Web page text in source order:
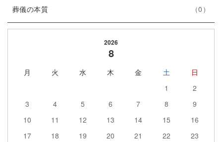
数リ
葬儀の本質エ
ン
数
0
件
2026
8
月 火 水 木 金 土
日
1
2
3
4 5 6 7 8
9
10
11 12 13 14 15
16
17
18 19 20 21 22
23